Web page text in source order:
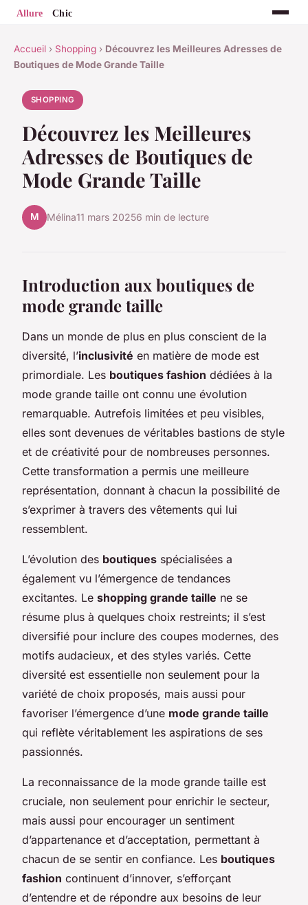
Accueil › Shopping › Découvrez les Meilleures Adresses de
Boutiques de Mode Grande Taille
SHOPPING
Découvrez les Meilleures
Adresses de Boutiques de
Mode Grande Taille
M Mélina11 mars 20256 min de lecture
Introduction aux boutiques de
mode grande taille
Dans un monde de plus en plus conscient de la
diversité, l’inclusivité en matière de mode est
primordiale. Les boutiques fashion dédiées à la
mode grande taille ont connu une évolution
remarquable. Autrefois limitées et peu visibles,
elles sont devenues de véritables bastions de style
et de créativité pour de nombreuses personnes.
Cette transformation a permis une meilleure
représentation, donnant à chacun la possibilité de
s’exprimer à travers des vêtements qui lui
ressemblent.
L’évolution des boutiques spécialisées a
également vu l’émergence de tendances
excitantes. Le shopping grande taille ne se
résume plus à quelques choix restreints; il s’est
diversifié pour inclure des coupes modernes, des
motifs audacieux, et des styles variés. Cette
diversité est essentielle non seulement pour la
variété de choix proposés, mais aussi pour
favoriser l’émergence d’une mode grande taille
qui reflète véritablement les aspirations de ses
passionnés.
La reconnaissance de la mode grande taille est
cruciale, non seulement pour enrichir le secteur,
mais aussi pour encourager un sentiment
d’appartenance et d’acceptation, permettant à
chacun de se sentir en confiance. Les boutiques
fashion continuent d’innover, s’efforçant
d’entendre et de répondre aux besoins de leur